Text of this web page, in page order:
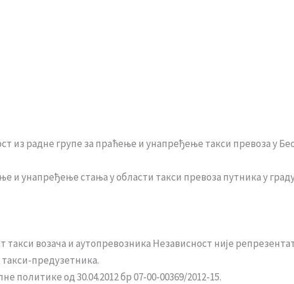
из радне групе за праћење и унапређење такси превоза у
и унапређење стања у области такси превоза путника у
возача и аутопревозника Независност није
предузетника.
политике од 30.04.2012 бр 07-00-00369/2012-15.